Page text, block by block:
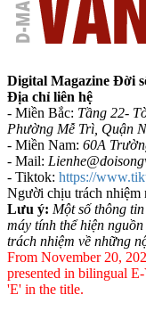
Digital Magazine Đời
Địa chỉ liên hệ
- Miền Bắc: Tầng 22-
Phường Mễ Trì, Quận
- Miền Nam: 60A
- Mail:
- Tiktok: https://
Người chịu trách
Lưu ý: Một số thông
máy tính thể hiện
trách nhiệm về những
From November 20,
presented in bilingual
'E' in the title.